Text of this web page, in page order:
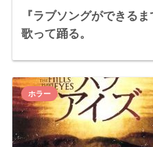
『ラブソングができる
歌って踊る。
ホラー